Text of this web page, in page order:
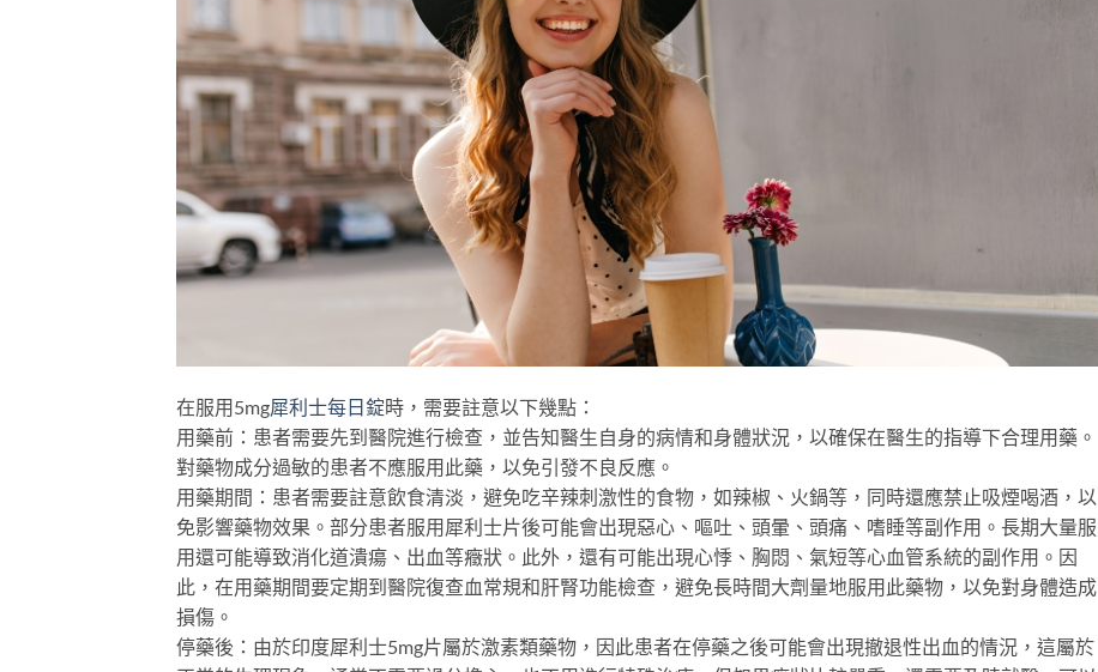
在服用5mg犀利士每日錠時，需要註意以下幾點：
用藥前：患者需要先到醫院進行檢查，並告知醫生自身的病情和身體狀況，以確保在醫生的指導下合理用藥。
對藥物成分過敏的患者不應服用此藥，以免引發不良反應。
用藥期間：患者需要註意飲食清淡，避免吃辛辣刺激性的食物，如辣椒、火鍋等，同時還應禁止吸煙喝酒，以
免影響藥物效果。部分患者服用犀利士片後可能會出現惡心、嘔吐、頭暈、頭痛、嗜睡等副作用。長期大量服
用還可能導致消化道潰瘍、出血等癥狀。此外，還有可能出現心悸、胸悶、氣短等心血管系統的副作用。因
此，在用藥期間要定期到醫院復查血常規和肝腎功能檢查，避免長時間大劑量地服用此藥物，以免對身體造成
損傷。
停藥後：由於印度犀利士5mg片屬於激素類藥物，因此患者在停藥之後可能會出現撤退性出血的情況，這屬於